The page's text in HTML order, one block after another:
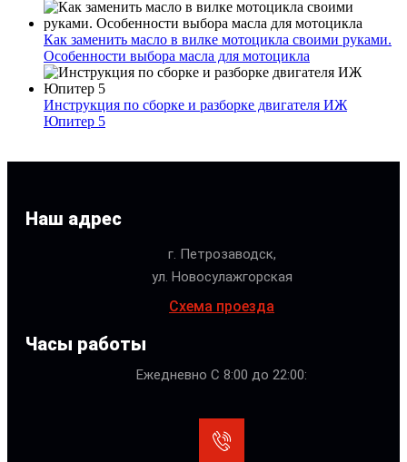
Как заменить масло в вилке мотоцикла своими руками.
Особенности выбора масла для мотоцикла
Инструкция по сборке и разборке двигателя ИЖ
Юпитер 5
Наш адрес
г. Петрозаводск,
ул. Новосулажгорская
Схема проезда
Часы работы
Ежедневно С 8:00 до 22:00: